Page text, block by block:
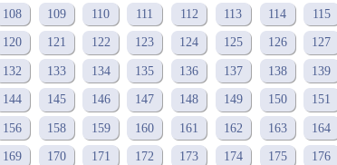
108 109 110 111 112 113 114 115
120 121 122 123 124 125 126 127
132 133 134 135 136 137 138 139
144 145 146 147 148 149 150 151
156 158 159 160 161 162 163 164
169 170 171 172 173 174 175 176